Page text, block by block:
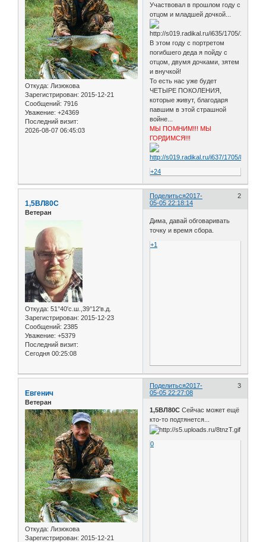
Откуда: Лизюкова
Зарегистрирован: 2015-12-21
Сообщений: 7916
Уважение: +24369
Последний визит:
2026-08-07 06:45:03
Участвовал в прошлом году с
отцом и младшей дочкой...
В этом году с портретом
погибшего деда я пойду с
отцом, двумя дочками, зятем
и внучкой!
То есть нас уже будет
ЧЕТЫРЕ ПОКОЛЕНИЯ,
которые живут, благодаря
павшим в этой страшной
войне...
МЫ ПОМНИМ!!! МЫ
ГОРДИМСЯ!!!
+24
Поделиться 2
2017-
05-05 22:18:14
1,5ВЛ80С
Ветеран
Откуда: 51°40′с.ш.,39°12'в.д.
Зарегистрирован: 2015-12-23
Сообщений: 2385
Уважение: +5379
Последний визит:
Сегодня 00:25:08
Дима, давай обговаривать
точку и время сбора.
+1
Поделиться 3
2017-
05-05 22:27:08
Евгенич
Ветеран
Откуда: Лизюкова
Зарегистрирован: 2015-12-21
1,5ВЛ80С Сейчас может ещё
кто-то подтянется...
0